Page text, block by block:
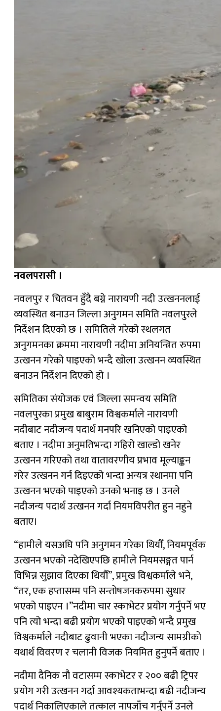
नवलपरासी ।
नवलपुर र चितवन हुँदै बग्ने नारायणी नदी उत्खननलाई
व्यवस्थित बनाउन जिल्ला अनुगमन समिति नवलपुरले
निर्देशन दिएको छ । समितिले गरेको स्थलगत
अनुगमनका क्रममा नारायणी नदीमा अनियन्त्रित रुपमा
उत्खनन गरेको पाइएको भन्दै खोला उत्खनन व्यवस्थित
बनाउन निर्देशन दिएको हो ।
समितिका संयोजक एवं जिल्ला समन्वय समिति
नवलपुरका प्रमुख बाबुराम विश्वकर्माले नारायणी
नदीबाट नदीजन्य पदार्थ मनपरि खनिएको पाइएको
बताए । नदीमा अनुमतिभन्दा गहिरो खाल्डो खनेर
उत्खनन गरिएको तथा वातावरणीय प्रभाव मूल्याङ्कन
गरेर उत्खनन गर्न दिइएको भन्दा अन्यत्र स्थानमा पनि
उत्खनन भएको पाइएको उनको भनाइ छ । उनले
नदीजन्य पदार्थ उत्खनन गर्दा नियमविपरीत हुन नहुने
बताए।
“हामीले यसअघि पनि अनुगमन गरेका थियौँ, नियमपूर्वक
उत्खनन भएको नदेखिएपछि हामीले नियमसङ्गत पार्न
विभिन्न सुझाव दिएका थियौँ”, प्रमुख विश्वकर्माले भने,
“तर, एक हप्तासम्म पनि सन्तोषजनकरुपमा सुधार
भएको पाइएन ।”नदीमा चार स्काभेटर प्रयोग गर्नुपर्ने भए
पनि त्यो भन्दा बढी प्रयोग भएको पाइएको भन्दै प्रमुख
विश्वकर्माले नदीबाट ढुवानी भएका नदीजन्य सामग्रीको
यथार्थ विवरण र चलानी विजक नियमित हुनुपर्ने बताए ।
नदीमा दैनिक नौ वटासम्म स्काभेटर र २०० बढी ट्रिपर
प्रयोग गरी उत्खनन गर्दा आवश्यकताभन्दा बढी नदीजन्य
पदार्थ निकालिएकाले तत्काल नापजाँच गर्नुपर्ने उनले